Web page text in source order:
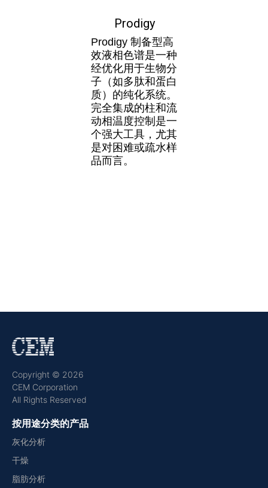
Prodigy
Prodigy 制备型高
效液相色谱是一种
经优化用于生物分
子（如多肽和蛋白
质）的纯化系统。
完全集成的柱和流
动相温度控制是一
个强大工具，尤其
是对困难或疏水样
品而言。
Copyright © 2026
CEM Corporation
All Rights Reserved
按用途分类的产品
灰化分析
干燥
脂肪分析